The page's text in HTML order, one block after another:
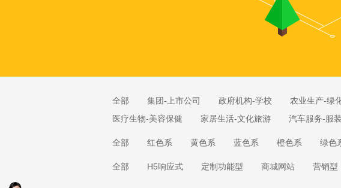
全部 集团-上市公司 政府机构-学校 农业生产-绿
医疗生物-美容保健
家居生活-文化旅游 汽车服务-服
全部 红色系 黄色系 蓝色系 橙色系 绿色
全部 H5响应式 定制功能型 商城网站 营销型